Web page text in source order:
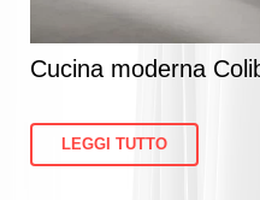
Cucina moderna
LEGGI TUTTO